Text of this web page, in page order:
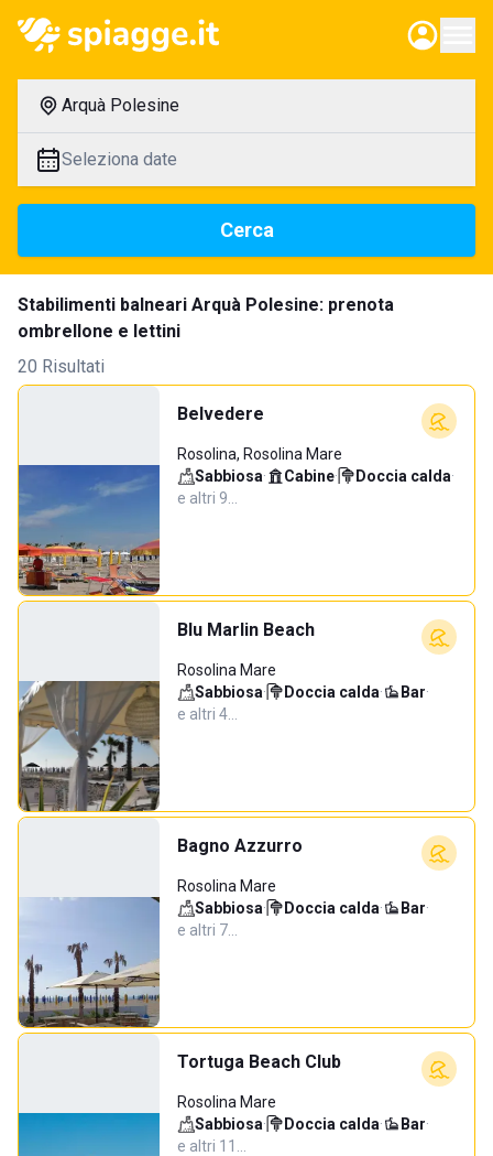
Arquà Polesine
Seleziona date
Cerca
Stabilimenti balneari Arquà Polesine: prenota
ombrellone e lettini
20 Risultati
Belvedere
Rosolina, Rosolina Mare
Sabbiosa· Cabine· Doccia calda·
e altri 9…
Blu Marlin Beach
Rosolina Mare
Sabbiosa· Doccia calda· Bar·
e altri 4…
Bagno Azzurro
Rosolina Mare
Sabbiosa· Doccia calda· Bar·
e altri 7…
Tortuga Beach Club
Rosolina Mare
Sabbiosa· Doccia calda· Bar·
e altri 11…